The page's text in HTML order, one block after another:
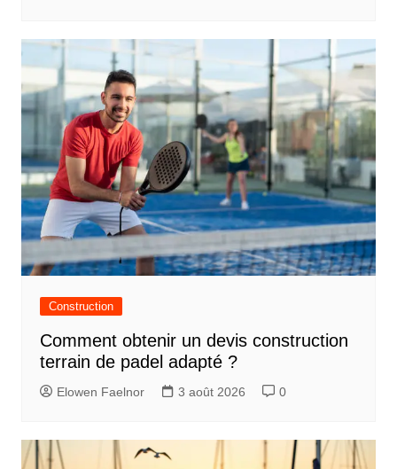
Construction
Comment obtenir un devis construction
terrain de padel adapté ?
Elowen Faelnor 3 août 2026 0